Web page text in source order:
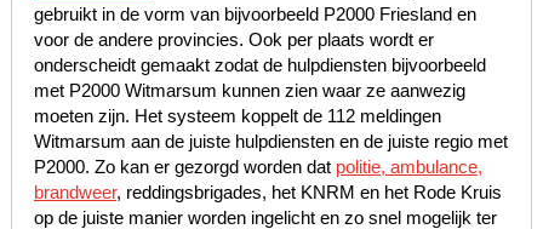
gebruikt in de vorm van bijvoorbeeld P2000 Friesland en
voor de andere provincies. Ook per plaats wordt er
onderscheidt gemaakt zodat de hulpdiensten bijvoorbeeld
met P2000 Witmarsum kunnen zien waar ze aanwezig
moeten zijn. Het systeem koppelt de 112 meldingen
Witmarsum aan de juiste hulpdiensten en de juiste regio met
P2000. Zo kan er gezorgd worden dat politie, ambulance,
brandweer, reddingsbrigades, het KNRM en het Rode Kruis
op de juiste manier worden ingelicht en zo snel mogelijk ter